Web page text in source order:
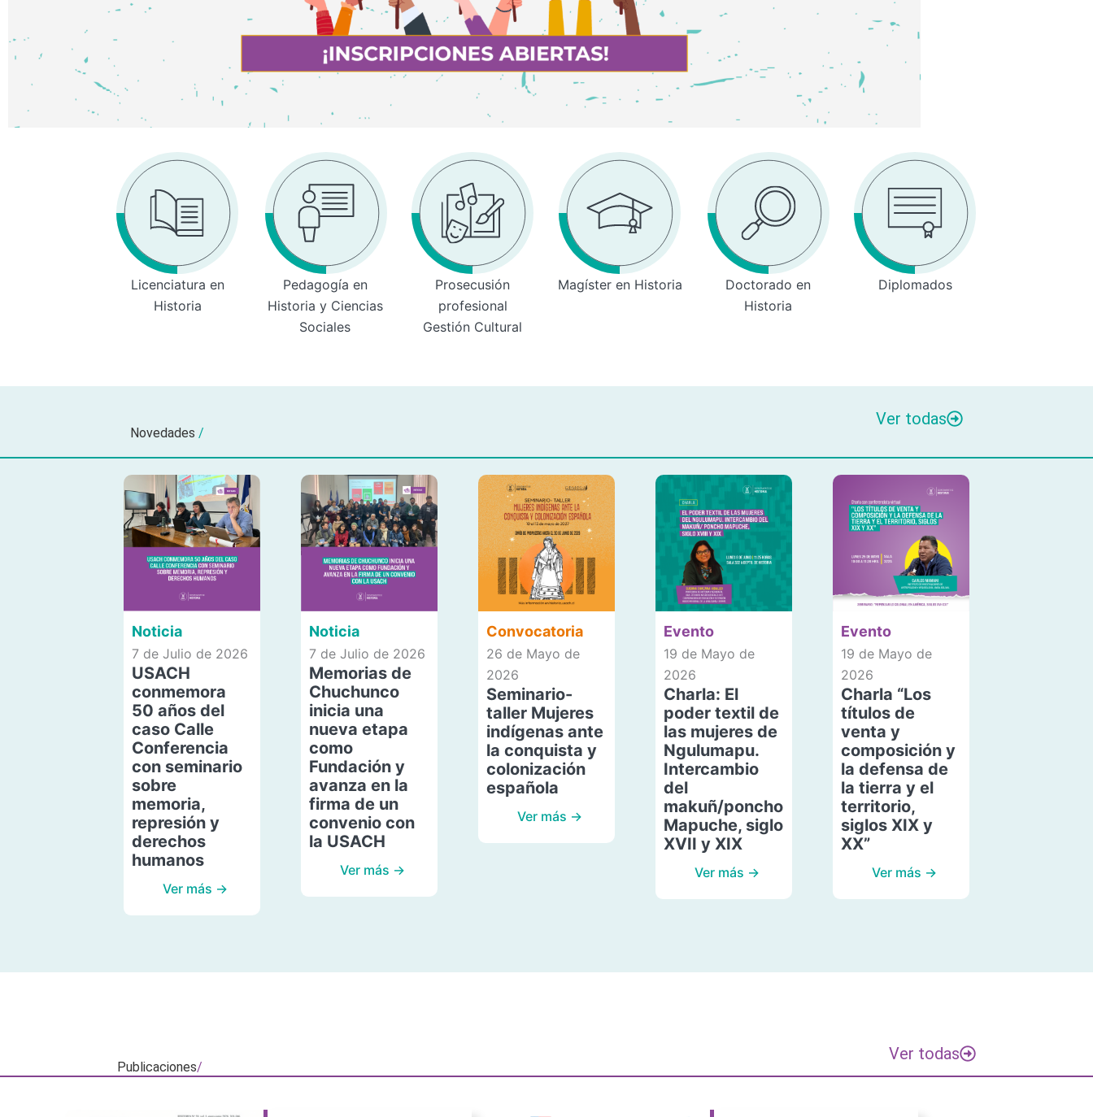
Licenciatura en
Historia
Pedagogía en
Historia y Ciencias
Sociales
Prosecusión
profesional
Gestión Cultural
Magíster en Historia
Doctorado en
Historia
Diplomados
Novedades /
Ver todas
Noticia
7 de Julio de 2026
USACH
conmemora
50 años del
caso Calle
Conferencia
con seminario
sobre
memoria,
represión y
derechos
humanos
Ver más →
Noticia
7 de Julio de 2026
Memorias de
Chuchunco
inicia una
nueva etapa
como
Fundación y
avanza en la
firma de un
convenio con
la USACH
Ver más →
Convocatoria
26 de Mayo de
2026
Seminario-
taller Mujeres
indígenas ante
la conquista y
colonización
española
Ver más →
Evento
19 de Mayo de
2026
Charla: El
poder textil de
las mujeres de
Ngulumapu.
Intercambio
del
makuñ/poncho
Mapuche, siglo
XVII y XIX
Ver más →
Evento
19 de Mayo de
2026
Charla “Los
títulos de
venta y
composición y
la defensa de
la tierra y el
territorio,
siglos XIX y
XX”
Ver más →
Publicaciones/
Ver todas